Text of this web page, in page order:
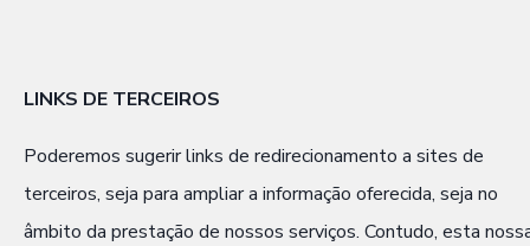
LINKS DE TERCEIROS
Poderemos sugerir links de redirecionamento a sites de
terceiros, seja para ampliar a informação oferecida, seja no
âmbito da prestação de nossos serviços. Contudo, esta